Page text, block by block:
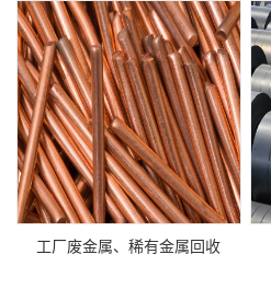
工厂废金属、稀有金属回收